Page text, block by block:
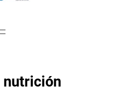
nutrición